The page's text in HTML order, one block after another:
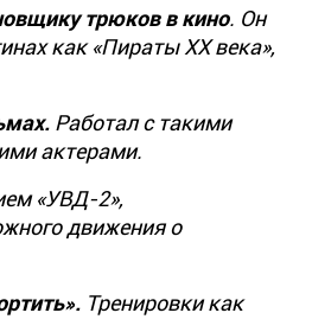
трюков в кино. Он
как «Пираты ХХ века»,
Работал с такими
актерами.
«УВД-2»,
движения о
Тренировки как